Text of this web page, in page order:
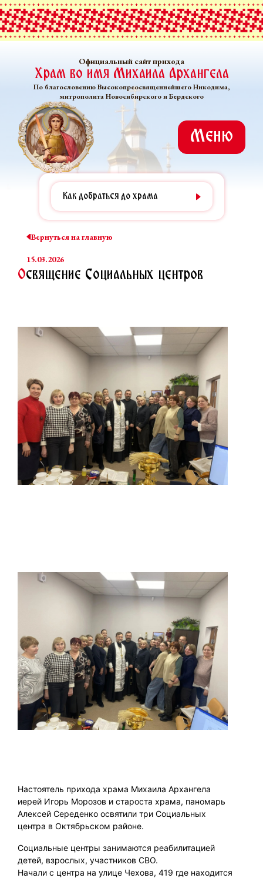
Официальный сайт прихода
Храм во имя Михаила Архангела
По благословению Высокопреосвященнейшего Никодима,
митрополита Новосибирского и Бердского
Меню
Как добраться до храма
Вернуться на главную
15.03.2026
Освящение Социальных центров
Настоятель прихода храма Михаила Архангела
иерей Игорь Морозов и староста храма, паномарь
Алексей Середенко освятили три Социальных
центра в Октябрьском районе.
Социальные центры занимаются реабилитацией
детей, взрослых, участников СВО.
Начали с центра на улице Чехова, 419 где находится